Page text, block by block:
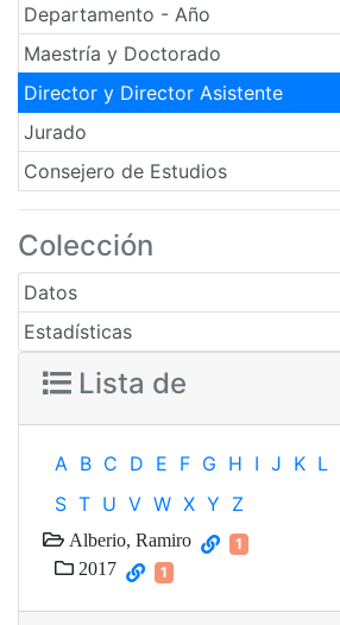
Departamento - Año
Maestría y Doctorado
Director y Director Asistente
Jurado
Consejero de Estudios
Colección
Datos
Estadísticas
Lista de
A B C D E F G H I J K L
S T U V W X Y Z
Alberio, Ramiro 1
2017 1